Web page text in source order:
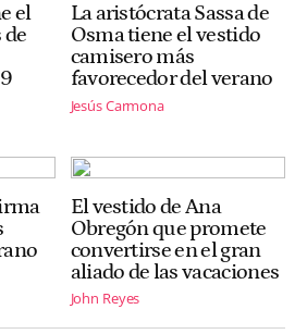
el
de
La aristócrata Sassa de
Osma tiene el vestido
camisero más
favorecedor del verano
Jesús Carmona
El vestido de Ana
Obregón que promete
convertirse en el gran
aliado de las vacaciones
John Reyes